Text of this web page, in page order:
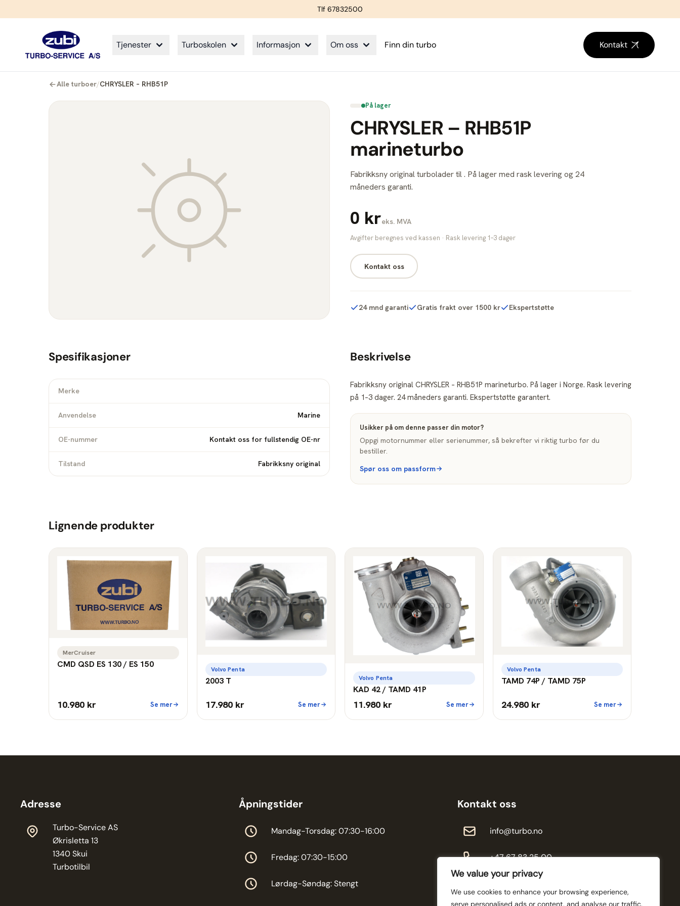
We value your privacy
We use cookies to enhance your browsing experience,
serve personalised ads or content, and analyse our traffic.
Tlf 67832500
Tjenester Turboskolen Informasjon Om oss Finn din turbo Kontakt
Alle turboer/CHRYSLER – RHB51P
På lager
CHRYSLER – RHB51P
marineturbo
Fabrikksny original turbolader til . På lager med rask levering og 24
måneders garanti.
0 kreks. MVA
Avgifter beregnes ved kassen · Rask levering 1–3 dager
Kontakt oss
24 mnd garanti Gratis frakt over 1500 kr Ekspertstøtte
Spesifikasjoner
Merke
Anvendelse Marine
OE-nummer Kontakt oss for fullstendig OE-nr
Tilstand Fabrikksny original
Beskrivelse
Fabrikksny original CHRYSLER – RHB51P marineturbo. På lager i Norge. Rask levering
på 1–3 dager. 24 måneders garanti. Ekspertstøtte garantert.
Usikker på om denne passer din motor?
Oppgi motornummer eller serienummer, så bekrefter vi riktig turbo før du
bestiller.
Spør oss om passform
Lignende produkter
MerCruiser
CMD QSD ES 130 / ES 150
10.980 kr Se mer
Volvo Penta
2003 T
17.980 kr Se mer
Volvo Penta
KAD 42 / TAMD 41P
11.980 kr Se mer
Volvo Penta
TAMD 74P / TAMD 75P
24.980 kr Se mer
Adresse
Turbo-Service AS
Økrisletta 13
1340 Skui
Turbotilbil
Åpningstider
Mandag-Torsdag: 07:30-16:00
Fredag: 07:30-15:00
Lørdag-Søndag: Stengt
Kontakt oss
info@turbo.no
+47 67 83 25 00